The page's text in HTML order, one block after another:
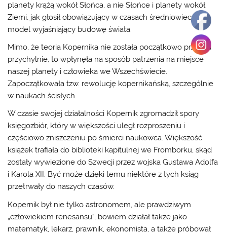
planety krążą wokół Słońca, a nie Słońce i planety wokół
Ziemi, jak głosił obowiązujący w czasach średniowiecza
model wyjaśniający budowę świata.
Mimo, że teoria Kopernika nie została początkowo przyjęta
przychylnie, to wpłynęła na sposób patrzenia na miejsce
naszej planety i człowieka we Wszechświecie.
Zapoczątkowała tzw. rewolucję kopernikańską, szczególnie
w naukach ścisłych.
W czasie swojej działalności Kopernik zgromadził spory
księgozbiór, który w większości uległ rozproszeniu i
częściowo zniszczeniu po śmierci naukowca. Większość
książek trafiała do biblioteki kapitulnej we Fromborku, skąd
zostały wywiezione do Szwecji przez wojska Gustawa Adolfa
i Karola XII. Być może dzięki temu niektóre z tych ksiąg
przetrwały do naszych czasów.
Kopernik był nie tylko astronomem, ale prawdziwym
„człowiekiem renesansu”, bowiem działał także jako
matematyk, lekarz, prawnik, ekonomista, a także próbował